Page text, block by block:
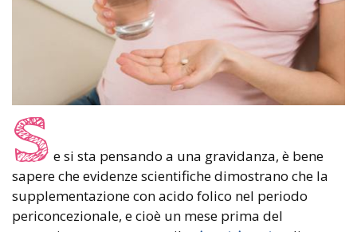
S e si sta pensando a una gravidanza, è bene
sapere che evidenze scientifiche dimostrano che la
supplementazione con acido folico nel periodo
periconcezionale, e cioè un mese prima del